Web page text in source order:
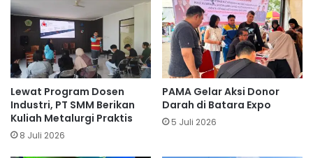
Lewat Program Dosen
Industri, PT SMM Berikan
Kuliah Metalurgi Praktis
8 Juli 2026
PAMA Gelar Aksi Donor
Darah di Batara Expo
5 Juli 2026